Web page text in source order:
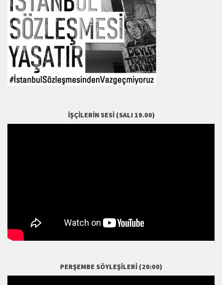
İŞÇILERIN SESI (SALI 19.00)
PERŞEMBE SÖYLEŞILERI (20:00)